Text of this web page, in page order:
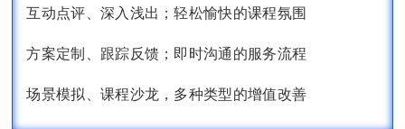
互动点评、深入浅出；轻松愉快的课程氛围
方案定制、跟踪反馈；即时沟通的服务流程
场景模拟、课程沙龙，多种类型的增值改善